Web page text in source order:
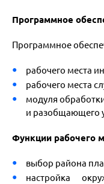
Программное
Программное
рабочего места
рабочего места
модуля
и разобщающего
Функции рабочего
выбор района
настройка